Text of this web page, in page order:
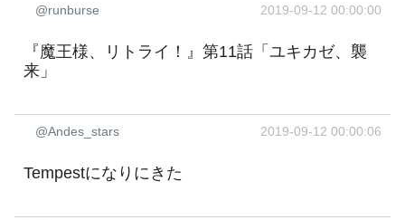
@runburse 2019-09-12 00:00:00
『魔王様、リトライ！』第11話「ユキカゼ、襲
来」
@Andes_stars 2019-09-12 00:00:06
Tempestになりにきた